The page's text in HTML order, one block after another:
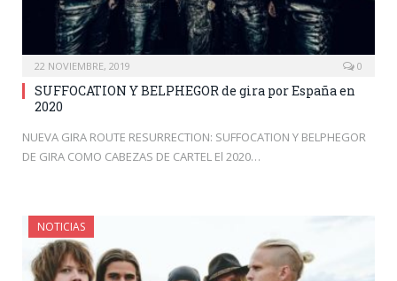
22 NOVIEMBRE, 2019 0
SUFFOCATION Y BELPHEGOR de gira por España en
2020
NUEVA GIRA ROUTE RESURRECTION: SUFFOCATION Y BELPHEGOR
DE GIRA COMO CABEZAS DE CARTEL El 2020…
NOTICIAS